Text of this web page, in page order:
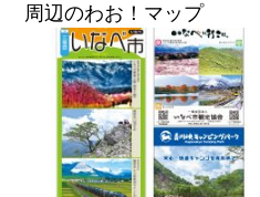
周辺のわお！マップ